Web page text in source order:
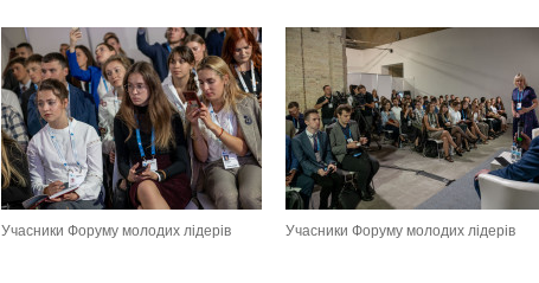
Учасники Форуму молодих лідерів Учасники Форуму молодих лідерів